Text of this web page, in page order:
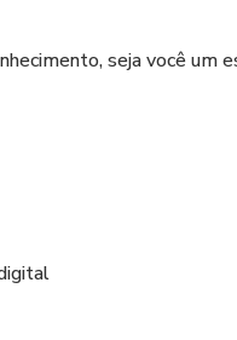
seja você um